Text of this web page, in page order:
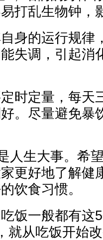
打乱生物钟，
身的运行规律
失调，引起消
时定量，每天
。尽量避免暴
人生大事。希
更好地了解健
饮食习惯。
饭一般都有这
就从吃饭开始